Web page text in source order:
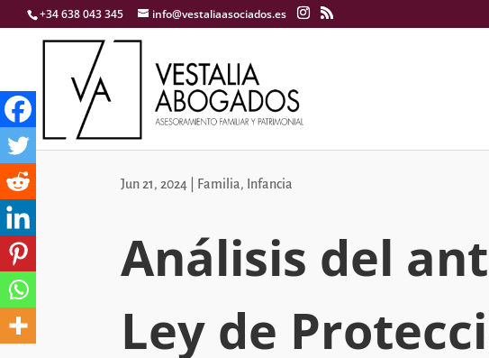
+34 638 043 345 info@vestaliaasociados.es
Jun 21, 2024 Familia, Infancia
Análisis del
Ley de